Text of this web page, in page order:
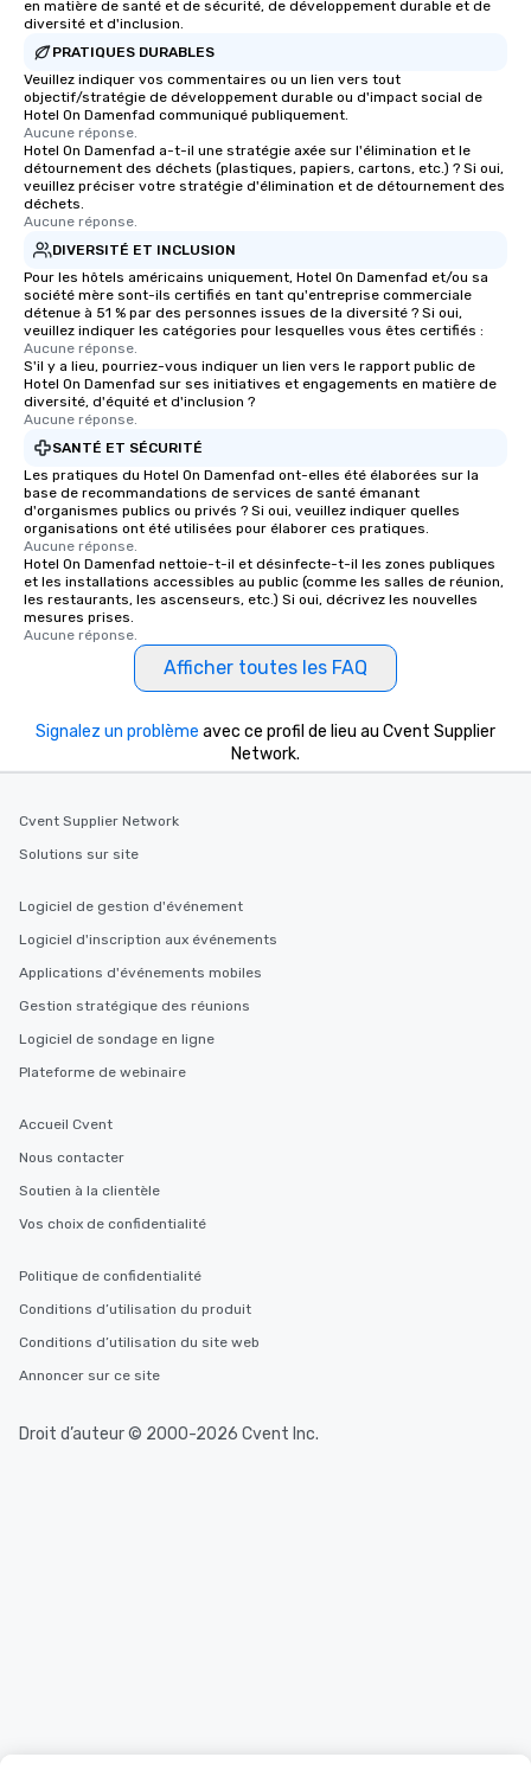
en matière de santé et de sécurité, de développement durable et de
diversité et d'inclusion.
PRATIQUES DURABLES
Veuillez indiquer vos commentaires ou un lien vers tout
objectif/stratégie de développement durable ou d'impact social de
Hotel On Damenfad communiqué publiquement.
Aucune réponse.
Hotel On Damenfad a-t-il une stratégie axée sur l'élimination et le
détournement des déchets (plastiques, papiers, cartons, etc.) ? Si oui,
veuillez préciser votre stratégie d'élimination et de détournement des
déchets.
Aucune réponse.
DIVERSITÉ ET INCLUSION
Pour les hôtels américains uniquement, Hotel On Damenfad et/ou sa
société mère sont-ils certifiés en tant qu'entreprise commerciale
détenue à 51 % par des personnes issues de la diversité ? Si oui,
veuillez indiquer les catégories pour lesquelles vous êtes certifiés :
Aucune réponse.
S'il y a lieu, pourriez-vous indiquer un lien vers le rapport public de
Hotel On Damenfad sur ses initiatives et engagements en matière de
diversité, d'équité et d'inclusion ?
Aucune réponse.
SANTÉ ET SÉCURITÉ
Les pratiques du Hotel On Damenfad ont-elles été élaborées sur la
base de recommandations de services de santé émanant
d'organismes publics ou privés ? Si oui, veuillez indiquer quelles
organisations ont été utilisées pour élaborer ces pratiques.
Aucune réponse.
Hotel On Damenfad nettoie-t-il et désinfecte-t-il les zones publiques
et les installations accessibles au public (comme les salles de réunion,
les restaurants, les ascenseurs, etc.) Si oui, décrivez les nouvelles
mesures prises.
Aucune réponse.
Afficher toutes les FAQ
Signalez un problème avec ce profil de lieu au Cvent Supplier
Network.
Cvent Supplier Network
Solutions sur site
Logiciel de gestion d'événement
Logiciel d'inscription aux événements
Applications d'événements mobiles
Gestion stratégique des réunions
Logiciel de sondage en ligne
Plateforme de webinaire
Accueil Cvent
Nous contacter
Soutien à la clientèle
Vos choix de confidentialité
Politique de confidentialité
Conditions d’utilisation du produit
Conditions d’utilisation du site web
Annoncer sur ce site
Droit d’auteur © 2000-2026 Cvent Inc.